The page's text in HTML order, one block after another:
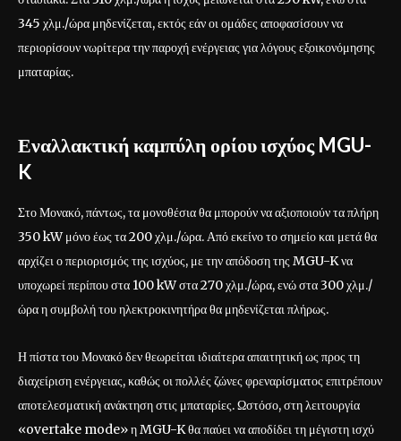
345 χλμ./ώρα μηδενίζεται, εκτός εάν οι ομάδες αποφασίσουν να
περιορίσουν νωρίτερα την παροχή ενέργειας για λόγους εξοικονόμησης
μπαταρίας.
Εναλλακτική καμπύλη ορίου ισχύος MGU-
K
Στο Μονακό, πάντως, τα μονοθέσια θα μπορούν να αξιοποιούν τα πλήρη
350 kW μόνο έως τα 200 χλμ./ώρα. Από εκείνο το σημείο και μετά θα
αρχίζει ο περιορισμός της ισχύος, με την απόδοση της MGU-K να
υποχωρεί περίπου στα 100 kW στα 270 χλμ./ώρα, ενώ στα 300 χλμ./
ώρα η συμβολή του ηλεκτροκινητήρα θα μηδενίζεται πλήρως.
Η πίστα του Μονακό δεν θεωρείται ιδιαίτερα απαιτητική ως προς τη
διαχείριση ενέργειας, καθώς οι πολλές ζώνες φρεναρίσματος επιτρέπουν
αποτελεσματική ανάκτηση στις μπαταρίες. Ωστόσο, στη λειτουργία
«overtake mode» η MGU-K θα παύει να αποδίδει τη μέγιστη ισχύ